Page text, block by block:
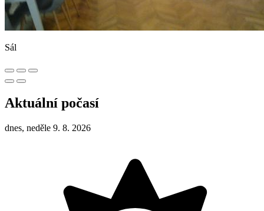
Sál
Aktuální počasí
dnes, neděle 9. 8. 2026